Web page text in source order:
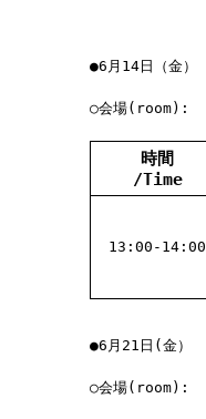
●6月14日（金）
○会場(room):
時間
/Time
13:00-14:00
●6月21日(金）
○会場(room):